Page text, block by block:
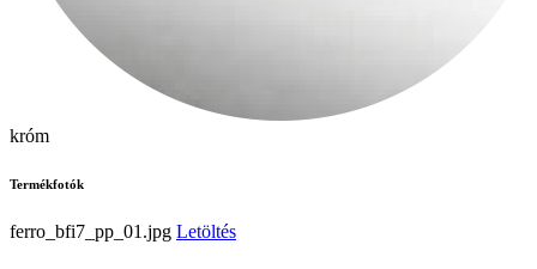
króm
Termékfotók
ferro_bfi7_pp_01.jpg Letöltés